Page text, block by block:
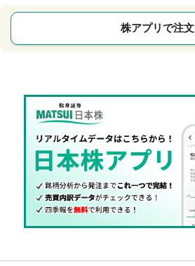
株アプリで注文